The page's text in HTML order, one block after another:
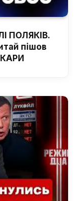
ПОЛЯКІВ.
пішов